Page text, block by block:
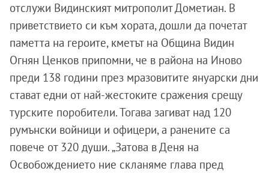
отслужи Видинският митрополит Дометиан. В
приветствието си към хората, дошли да почетат
паметта на героите, кметът на Община Видин
Огнян Ценков припомни, че в района на Иново
преди 138 години през мразовитите януарски дни
стават едни от най-жестоките сражения срещу
турските поробители. Тогава загиват над 120
румънски войници и офицери, а ранените са
повече от 320 души. „Затова в Деня на
Освобождението ние скланяме глава пред